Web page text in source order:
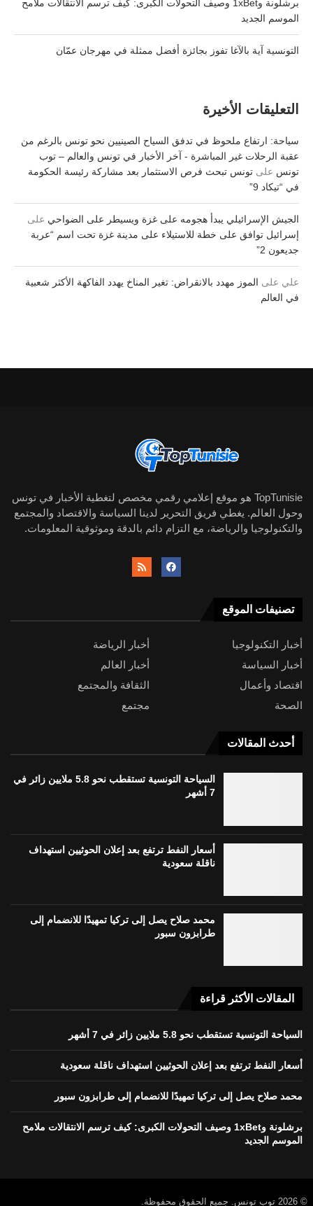
برشلونة و1xBet وصيف التحولات الكبرى: كيف ترسم الانتقالات ملامح
الموسم الجديد
التونسية آية بالآغا تفوز بجائزة أفضل ممثلة في مهرجان عمّان
التعليقات الأخيرة
سياحة: ارتفاع ملحوظ في تدفق السياح الصينيين نحو تونس بالرغم من
عقبة الرحلات غير المباشرة - آخر الأخبار في تونس والعالم – توب
تونس على تونس تبحث فرص الاستثمار بعد مشاركة رئيسة الحكومة
في “تيكاد 9”
الجيش الإسرائيلي يبدأ هجومه على غزة ويسيطر على الضواحي على
إسرائيل توافق على خطة للاستيلاء على مدينة غزة تحت اسم “عربة
جديعون 2”
علي على الموز مهدد بالانقراض: تغير المناخ يهدد الفاكهة الأكثر شعبية
في العالم
TopTunisie هو موقع إعلامي رقمي مخصص لتغطية الأخبار في تونس
وحول العالم. يغطي فريق التحرير لدينا السياسة والاقتصاد والمجتمع
والتكنولوجيا والرياضة، مع التزام دائم بالدقة وموثوقية المعلومات.
تصنيفات الموقع
أخبار التكنولوجيا
أخبار الرياضة
أخبار السياسة
أخبار العالم
اقتصاد وأعمال
الثقافة والمجتمع
الصحة
مجتمع
أحدث المقالات
السياحة التونسية تستقطب نحو 5.8 ملايين زائر في
7 أشهر
أسعار النفط ترتفع بعد إعلان الحوثيين استهداف
ناقلة سعودية
محمد صلاح يصل إلى تركيا تمهيدًا للانضمام إلى
طرابزون سبور
المقالات الأكثر قراءة
السياحة التونسية تستقطب نحو 5.8 ملايين زائر في 7 أشهر
أسعار النفط ترتفع بعد إعلان الحوثيين استهداف ناقلة سعودية
محمد صلاح يصل إلى تركيا تمهيدًا للانضمام إلى طرابزون سبور
برشلونة و1xBet وصيف التحولات الكبرى: كيف ترسم الانتقالات ملامح
الموسم الجديد
© 2026 توب تونس. جميع الحقوق محفوظة.